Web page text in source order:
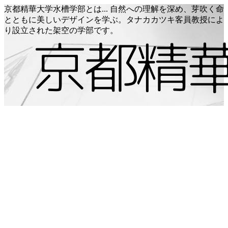
京都精華大学水槽学部とは... 自然への理解を深め、芽吹く命
とともに美しいデザインを学ぶ。タナカカツキ客員教授によ
り設立された架空の学部です。